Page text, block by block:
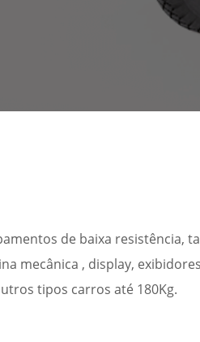
de baixa resistência,
mecânica , display,
tipos carros até 180Kg.